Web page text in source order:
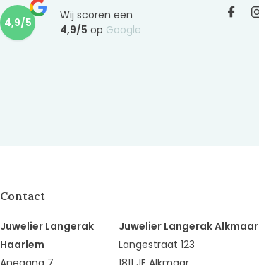
4,9/5
Wij scoren een
4,9/5 op Google
Contact
Juwelier Langerak
Haarlem
Juwelier Langerak Alkmaar
Langestraat 123